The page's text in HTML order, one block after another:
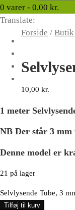
0 varer - 0,00 kr.
Translate:
Forside / Butik
10,00 kr.
1 meter
NB Der står 3 mm
Denne model er
21 på lager
Selvlysende Tube, 3
Tilføj til kurv